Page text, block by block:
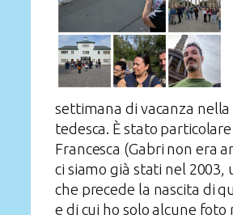
settimana di vacanza
tedesca. È stato
Francesca (Gabri non era
ci siamo già stati nel 2003,
che precede la nascita di
e di cui ho solo alcune foto